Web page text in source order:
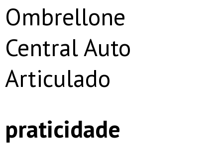
Ombrellone
Central Auto
Articulado
praticidade